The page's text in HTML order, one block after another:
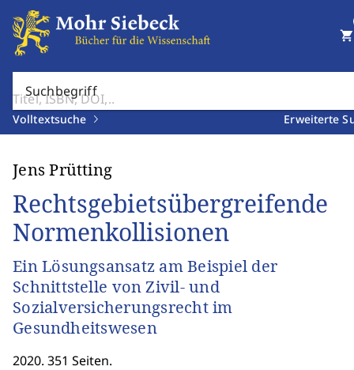
Suchbegriff
Volltextsuche Erweiterte
shopping_cart
Jens Prütting
Rechtsgebietsübergreifende
Normenkollisionen
Ein Lösungsansatz am Beispiel der
Schnittstelle von Zivil- und
Sozialversicherungsrecht im
Gesundheitswesen
2020. 351 Seiten.